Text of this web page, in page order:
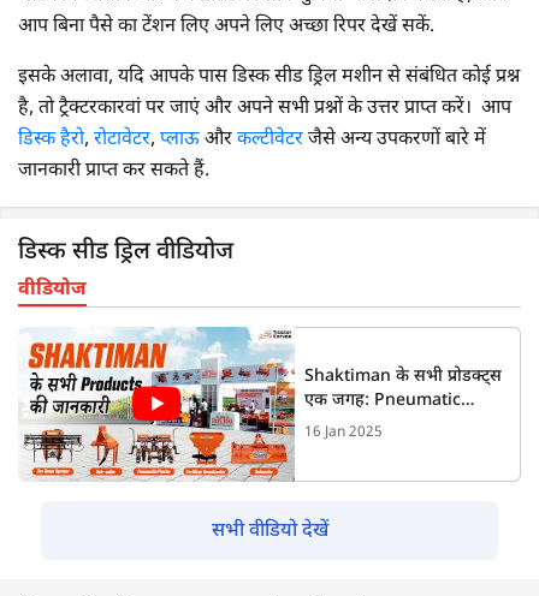
आप बिना पैसे का टेंशन लिए अपने लिए अच्छा रिपर देखें सकें.
इसके अलावा, यदि आपके पास डिस्क सीड ड्रिल मशीन से संबंधित कोई प्रश्न
है, तो ट्रैक्टरकारवां पर जाएं और अपने सभी प्रश्नों के उत्तर प्राप्त करें। आप
डिस्क हैरो, रोटावेटर, प्लाऊऔरकल्टीवेटरजैसे अन्य उपकरणों बारे में
जानकारी प्राप्त कर सकते हैं.
डिस्क सीड ड्रिल वीडियोज
वीडियोज
Shaktiman के सभी प्रोडक्ट्स
एक जगह: Pneumatic
Planter, Broadcaster,
16 Jan 2025
सभी वीडियो देखें